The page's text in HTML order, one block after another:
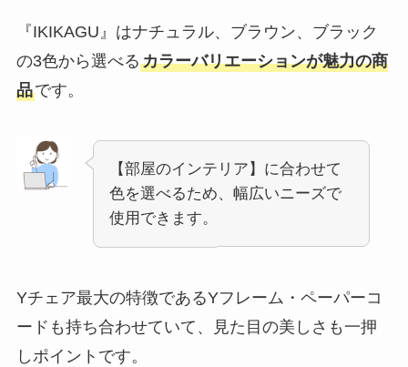
『IKIKAGU』はナチュラル、ブラウン、ブラック
の3色から選べるカラーバリエーションが魅力の商
品です。
【部屋のインテリア】に合わせて
色を選べるため、幅広いニーズで
使用できます。
Yチェア最大の特徴であるYフレーム・ペーパーコ
ードも持ち合わせていて、見た目の美しさも一押
しポイントです。